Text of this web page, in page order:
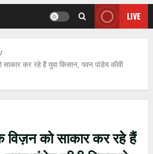
LIVE
कर रहे हैं युवा किसान, पवन पांडेय कीवी
विज़न को साकार कर रहे हैं